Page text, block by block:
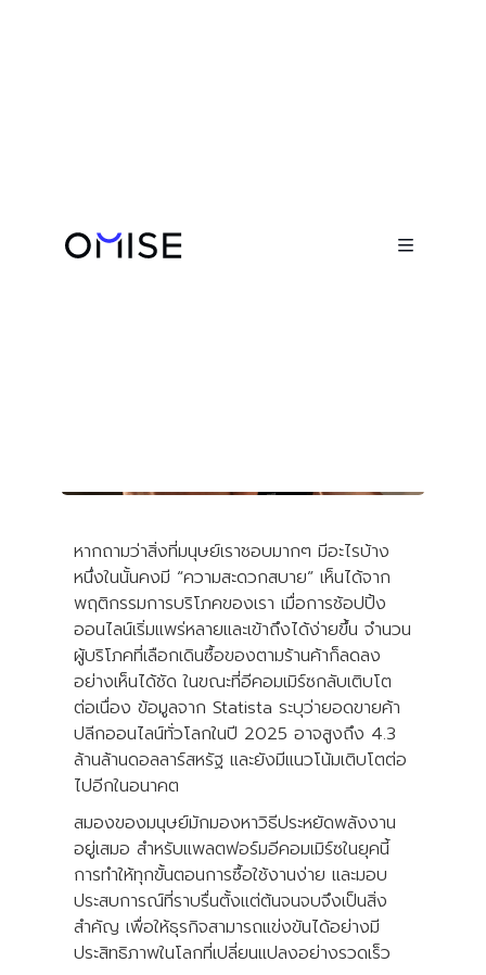

มั่นใจและพร้อมเติบโตในปี 2025
หากถามว่าสิ่งที่มนุษย์เราชอบมากๆ มีอะไรบ้าง
หนึ่งในนั้นคงมี “ความสะดวกสบาย” เห็นได้จาก
พฤติกรรมการบริโภคของเรา เมื่อการช้อปปิ้ง
ออนไลน์เริ่มแพร่หลายและเข้าถึงได้ง่ายขึ้น จำนวน
ผู้บริโภคที่เลือกเดินซื้อของตามร้านค้าก็ลดลง
อย่างเห็นได้ชัด ในขณะที่อีคอมเมิร์ซกลับเติบโต
ต่อเนื่อง ข้อมูลจาก Statista ระบุว่ายอดขายค้า
ปลีกออนไลน์ทั่วโลกในปี 2025 อาจสูงถึง 4.3
ล้านล้านดอลลาร์สหรัฐ และยังมีแนวโน้มเติบโตต่อ
ไปอีกในอนาคต
สมองของมนุษย์มักมองหาวิธีประหยัดพลังงาน
อยู่เสมอ สำหรับแพลตฟอร์มอีคอมเมิร์ซในยุคนี้
การทำให้ทุกขั้นตอนการซื้อใช้งานง่าย และมอบ
ประสบการณ์ที่ราบรื่นตั้งแต่ต้นจนจบจึงเป็นสิ่ง
สำคัญ เพื่อให้ธุรกิจสามารถแข่งขันได้อย่างมี
ประสิทธิภาพในโลกที่เปลี่ยนแปลงอย่างรวดเร็ว